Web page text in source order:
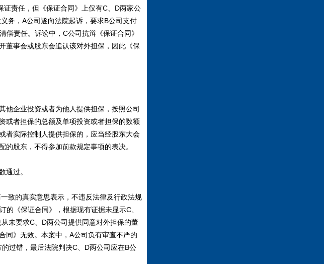
责任，但《保证合同》上仅有C、D两家公
务，A公司遂向法院起诉，要求B公司支付
责任。诉讼中，C公司抗辩《保证合同》
董事会或股东会追认该对外担保，因此《保
企业投资或者为他人提供担保，按照公司
或者担保的总额及单项投资或者担保的数额
者实际控制人提供担保的，应当经股东大会
股东，不得参加前款规定事项的表决。
过。
的真实意思表示，不违反法律及行政法规
的《保证合同》，根据现有证据未显示C、
未要求C、D两公司提供同意对外担保的董
同》无效。本案中，A公司负有审查不严的
过错，最后法院判决C、D两公司应在B公